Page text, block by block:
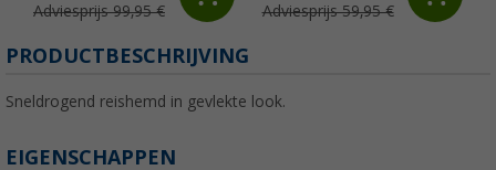
Adviesprijs 99,95 € Adviesprijs 59,95 €
PRODUCTBESCHRIJVING
Sneldrogend reishemd in gevlekte look.
EIGENSCHAPPEN